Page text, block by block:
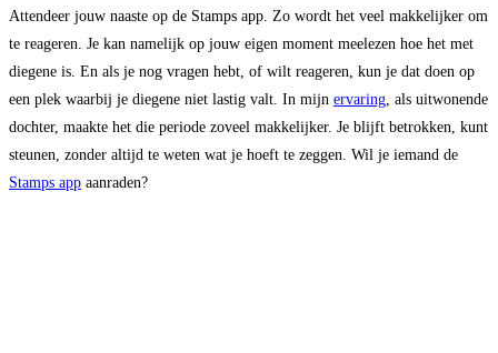
Attendeer jouw naaste op de Stamps app. Zo wordt het veel makkelijker om
te reageren. Je kan namelijk op jouw eigen moment meelezen hoe het met
diegene is. En als je nog vragen hebt, of wilt reageren, kun je dat doen op
een plek waarbij je diegene niet lastig valt. In mijn ervaring, als uitwonende
dochter, maakte het die periode zoveel makkelijker. Je blijft betrokken, kunt
steunen, zonder altijd te weten wat je hoeft te zeggen. Wil je iemand de
Stamps app aanraden?